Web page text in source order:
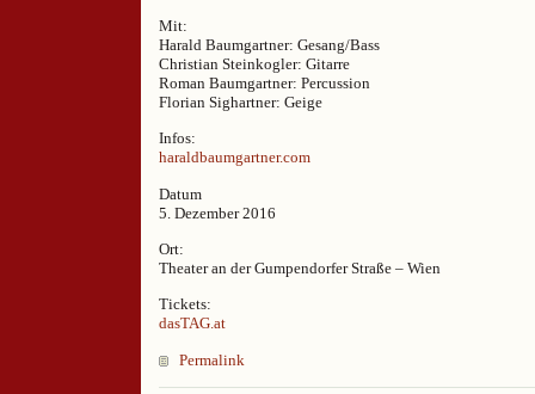
Mit:
Harald Baumgartner: Gesang/Bass
Christian Steinkogler: Gitarre
Roman Baumgartner: Percussion
Florian Sighartner: Geige
Infos:
haraldbaumgartner.com
Datum
5. Dezember 2016
Ort:
Theater an der Gumpendorfer Straße – Wien
Tickets:
dasTAG.at
Permalink